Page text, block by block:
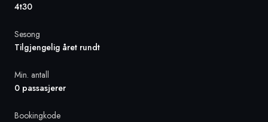
4t30
Sesong
Tilgjengelig året rundt
Min. antall
0 passasjerer
Bookingkode